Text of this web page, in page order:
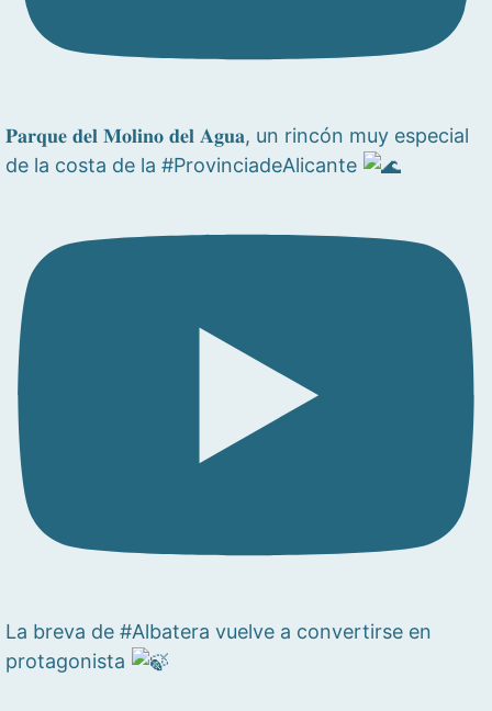
𝐏𝐚𝐫𝐪𝐮𝐞 𝐝𝐞𝐥 𝐌𝐨𝐥𝐢𝐧𝐨 𝐝𝐞𝐥 𝐀𝐠𝐮𝐚, un rincón muy especial
de la costa de la #ProvinciadeAlicante
La breva de #Albatera vuelve a convertirse en
protagonista